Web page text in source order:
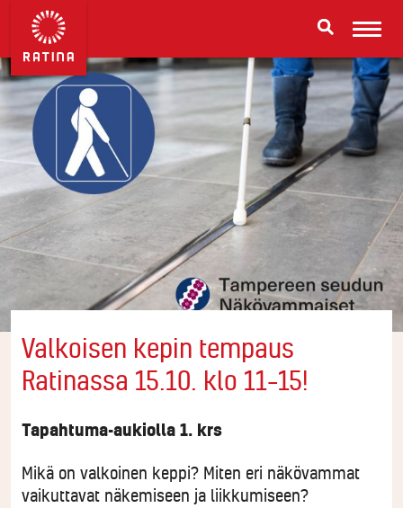
Valkoisen kepin tempaus
Ratinassa 15.10. klo 11–15!
Tapahtuma-aukiolla 1. krs
Mikä on valkoinen keppi? Miten eri näkövammat
vaikuttavat näkemiseen ja liikkumiseen?